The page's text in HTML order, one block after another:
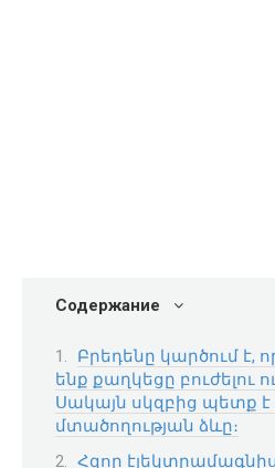
Содержание
Բրեդենը կարծում է,
ենք քաղկեցը բուժելու
Սակայն սկզբից պետք է
մտածողության ձևը։
Հզոր